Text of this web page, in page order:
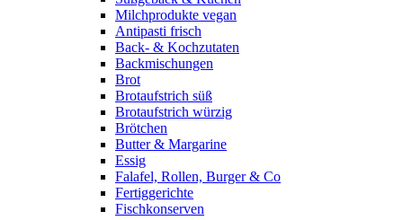
Milchprodukte vegan
Antipasti frisch
Back- & Kochzutaten
Backmischungen
Brot
Brotaufstrich süß
Brotaufstrich würzig
Brötchen
Butter & Margarine
Essig
Falafel, Rollen, Burger & Co
Fertiggerichte
Fischkonserven